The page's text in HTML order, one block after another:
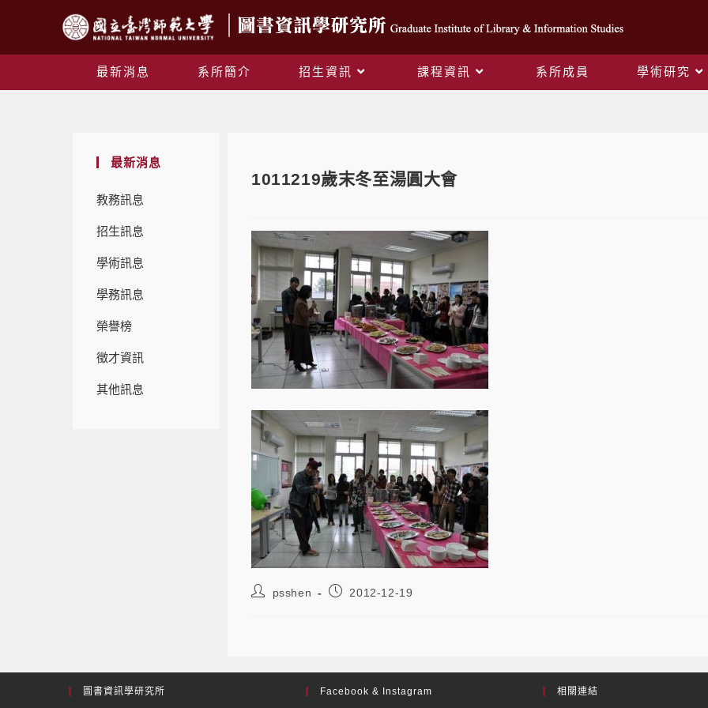
最新消息 系所簡介 招生資訊 課程資訊 系所成員 學術研究
最新消息
教務訊息
招生訊息
學術訊息
學務訊息
榮譽榜
徵才資訊
其他訊息
1011219歲末冬至湯圓大會
psshen 2012-12-19
圖書資訊學研究所 Facebook & Instagram 相關連結